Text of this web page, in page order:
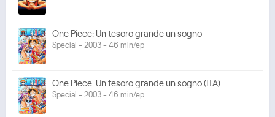
One Piece: Un tesoro grande un sogno
Special - 2003 - 46 min/ep
One Piece: Un tesoro grande un sogno (ITA)
Special - 2003 - 46 min/ep